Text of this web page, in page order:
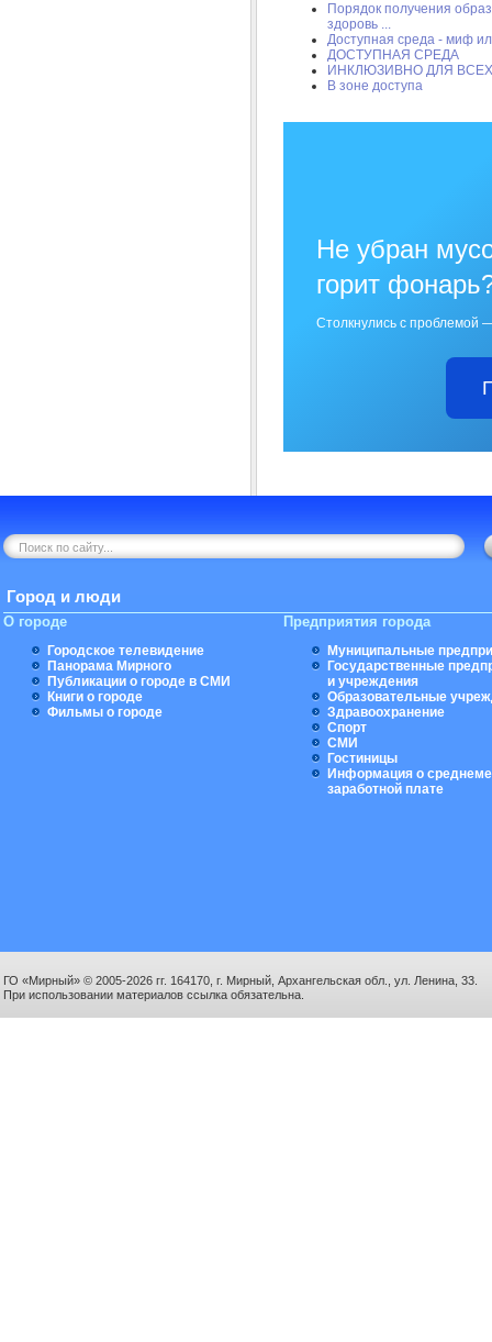
Порядок получения
здоровь ...
Доступная среда - миф
ДОСТУПНАЯ СРЕДА
ИНКЛЮЗИВНО ДЛЯ ВСЕХ
В зоне доступа
Не убран
горит
Столкнулись с проблемой
Город и люди
О городе
Городское телевидение
Панорама Мирного
Публикации о городе в СМИ
Книги о городе
Фильмы о городе
Предприятия города
Муниципальные
Государственные
и учреждения
Образовательные
Здравоохранение
Спорт
СМИ
Гостиницы
Информация о
заработной плате
ГО «Мирный» © 2005-2026 гг. 164170, г. Мирный, Архангельская обл., ул. Ленина, 33.
При использовании материалов ссылка обязательна.